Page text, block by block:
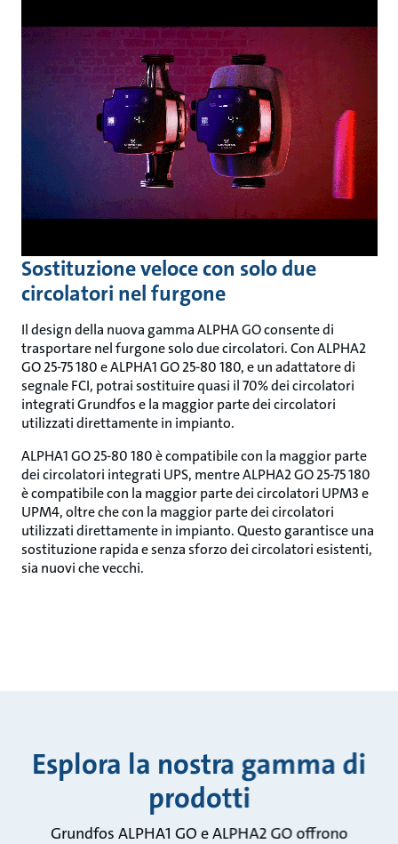
Sostituzione veloce con solo due
circolatori nel furgone
Il design della nuova gamma ALPHA GO consente di
trasportare nel furgone solo due circolatori. Con ALPHA2
GO 25-75 180 e ALPHA1 GO 25-80 180, e un adattatore di
segnale FCI, potrai sostituire quasi il 70% dei circolatori
integrati Grundfos e la maggior parte dei circolatori
utilizzati direttamente in impianto.
ALPHA1 GO 25-80 180 è compatibile con la maggior parte
dei circolatori integrati UPS, mentre ALPHA2 GO 25-75 180
è compatibile con la maggior parte dei circolatori UPM3 e
UPM4, oltre che con la maggior parte dei circolatori
utilizzati direttamente in impianto. Questo garantisce una
sostituzione rapida e senza sforzo dei circolatori esistenti,
sia nuovi che vecchi.
Esplora la nostra gamma di
prodotti
Grundfos ALPHA1 GO e ALPHA2 GO offrono